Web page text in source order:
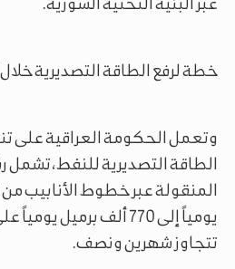
خطة لرفع الطاقة التصديرية
وتعمل الحكومة العراقية على
الطاقة التصديرية للنفط، تشمل
يومياً إلى 770 ألف برميل
تتجاوز شهرين ونصف.